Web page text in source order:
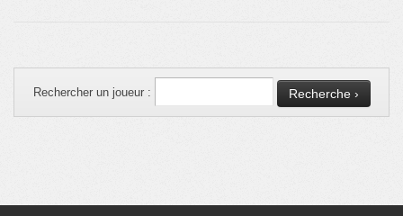
Rechercher un joueur :